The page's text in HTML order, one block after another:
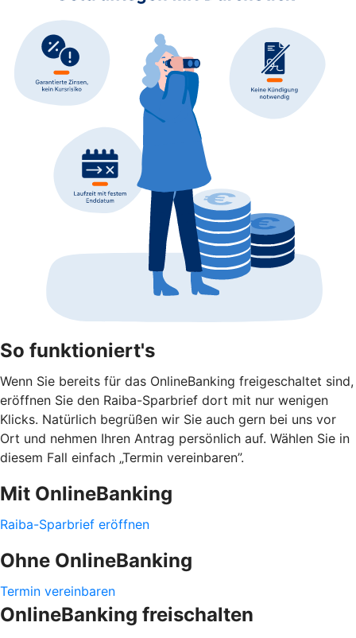
So funktioniert's
Wenn Sie bereits für das OnlineBanking freigeschaltet sind,
eröffnen Sie den Raiba-Sparbrief dort mit nur wenigen
Klicks. Natürlich begrüßen wir Sie auch gern bei uns vor
Ort und nehmen Ihren Antrag persönlich auf. Wählen Sie in
diesem Fall einfach „Termin vereinbaren”.
Mit OnlineBanking
Raiba-Sparbrief eröffnen
Ohne OnlineBanking
Termin vereinbaren
OnlineBanking freischalten